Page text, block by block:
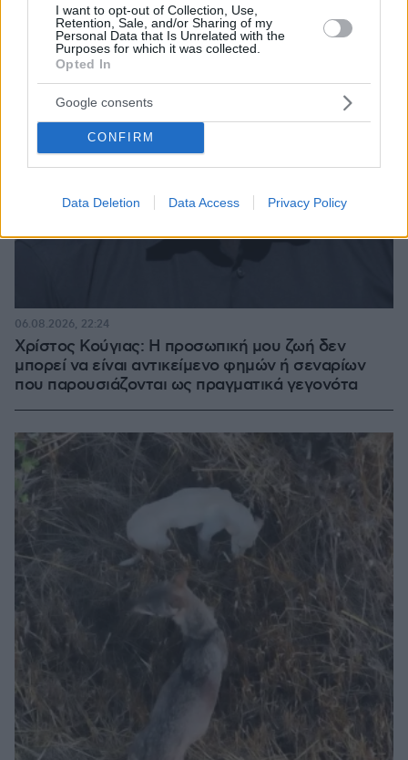
I want to opt-out of Collection, Use,
Retention, Sale, and/or Sharing of my
Personal Data that Is Unrelated with the
Purposes for which it was collected.
Opted In
Google consents
CONFIRM
Data Deletion Data Access Privacy Policy
Χρίστος Κούγιας: Η προσωπική μου ζωή δεν
μπορεί να είναι αντικείμενο φημών ή σεναρίων
που παρουσιάζονται ως πραγματικά γεγονότα
06.08.2026, 22:24